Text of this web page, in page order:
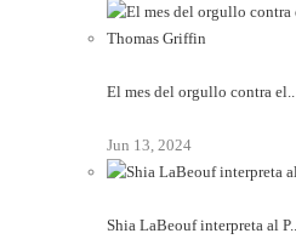
El mes del orgullo contra el..
Jun 13, 2024
Shia LaBeouf interpreta al P..